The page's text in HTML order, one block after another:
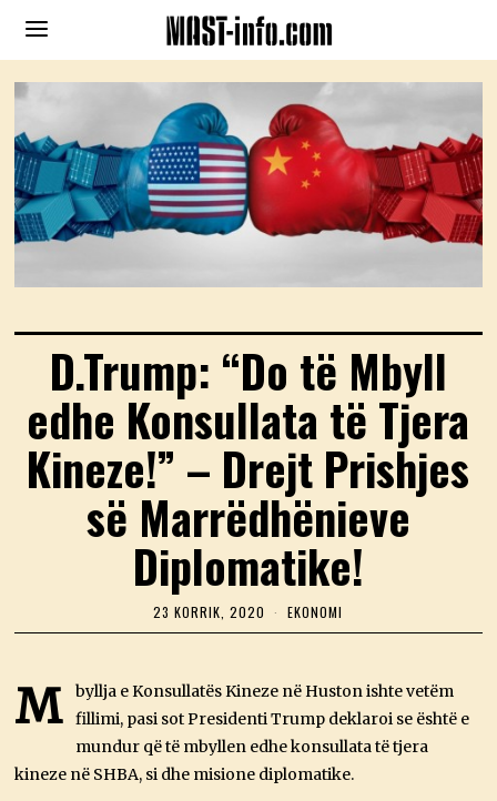
D.Trump: “Do të Mbyll
edhe Konsullata të Tjera
Kineze!” – Drejt Prishjes
së Marrëdhënieve
Diplomatike!
23 KORRIK, 2020
3
R
I
K
,
2
0
EKONOMI
M
byllja e Konsullatës Kineze në Huston ishte vetëm
fillimi, pasi sot Presidenti Trump deklaroi se është e
mundur që të mbyllen edhe konsullata të tjera
kineze në SHBA, si dhe misione diplomatike.